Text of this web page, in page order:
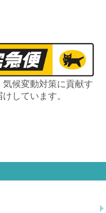
候変動対策に貢献す
しています。